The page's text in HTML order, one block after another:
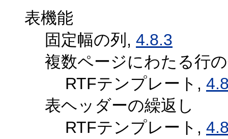
表機能
固定幅の列, 4.8.3
複数ページにわたる行
RTFテンプレート,
表ヘッダーの繰返し
RTFテンプレート,